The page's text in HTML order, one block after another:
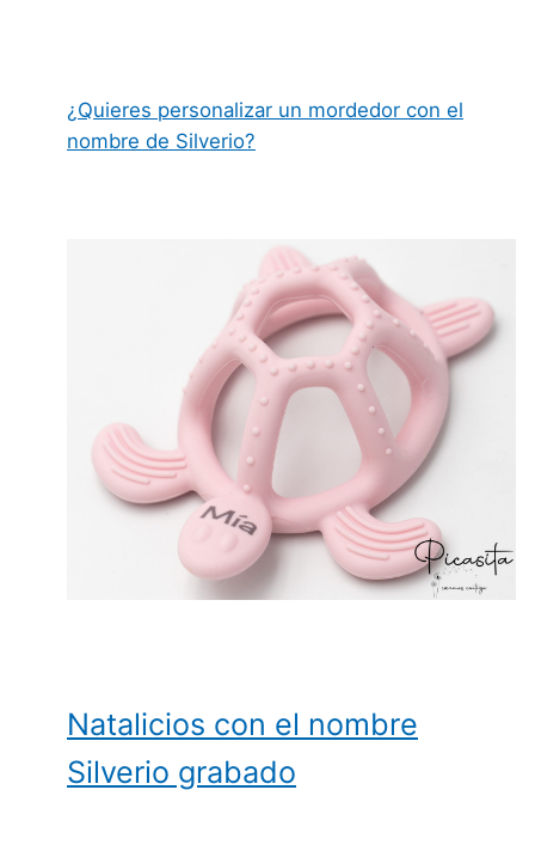
¿Quieres personalizar un mordedor con el
nombre de Silverio?
Natalicios con el nombre
Silverio grabado